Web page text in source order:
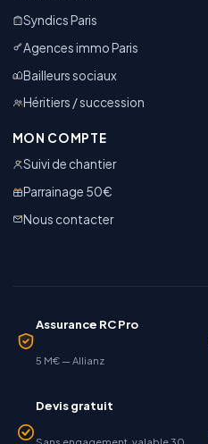
Syndics Paris
Agences immo Paris
Bailleurs sociaux
Héritiers / succession
MON COMPTE
Suivi de chantier
Parrainage 50€
Nous contacter
Assurance RC Pro
5 M€ — Allianz
Devis gratuit